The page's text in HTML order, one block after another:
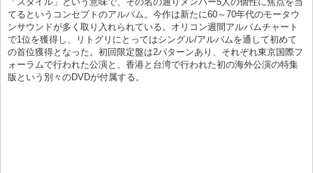
てるというコンセプトのアルバム。今作は新たに60～70年代のモータウ
ンサウンドが多く取り入れられている。オリコン週間アルバムチャート
で1位を獲得し、リトグリにとってはシングル/アルバムを通して初めて
の首位獲得となった。初回限定盤は2パターンあり、それぞれ東京国際フ
ォーラムで行われた公演と、香港と台湾で行われた初の海外公演の特集
版という別々のDVDが付属する。